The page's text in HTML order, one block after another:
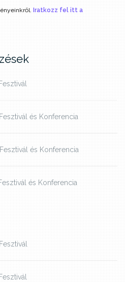
Iratkozz fel itt a
és Konferencia
és Konferencia
és Konferencia